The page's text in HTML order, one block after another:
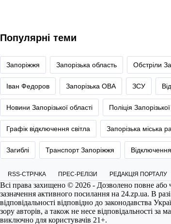
Популярні теми
Запоріжжя Запорізька область Обстріли
Іван Федоров Запорізька ОВА ЗСУ
Новини Запорізької області Поліція
Графік відключення світла Запорізька міська
Загиблі Транспорт Запоріжжя
RSS-СТРІЧКА ПРЕС-РЕЛІЗИ РЕДАКЦІЯ ПОРТАЛУ
Всі права захищено © 2026 - Дозволено повне або
зазначення активного посилання на 24.zp.ua. В
відповідальності відповідно до законодавства
зору авторів, а також не несе відповідальності за
виключно для користувачів 21+.